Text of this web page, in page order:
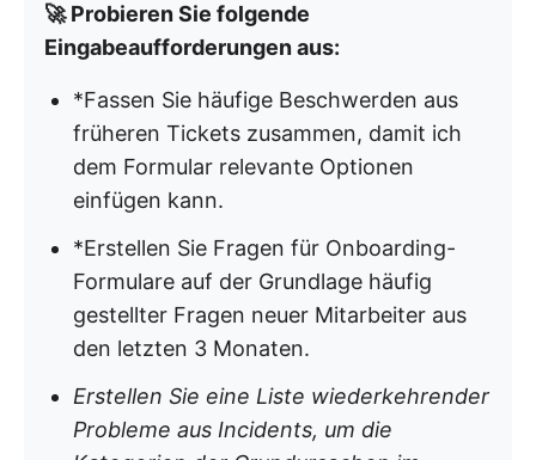
🚀 Probieren Sie folgende
Eingabeaufforderungen aus:
*Fassen Sie häufige Beschwerden aus
früheren Tickets zusammen, damit ich
dem Formular relevante Optionen
einfügen kann.
*Erstellen Sie Fragen für Onboarding-
Formulare auf der Grundlage häufig
gestellter Fragen neuer Mitarbeiter aus
den letzten 3 Monaten.
Erstellen Sie eine Liste wiederkehrender
Probleme aus Incidents, um die